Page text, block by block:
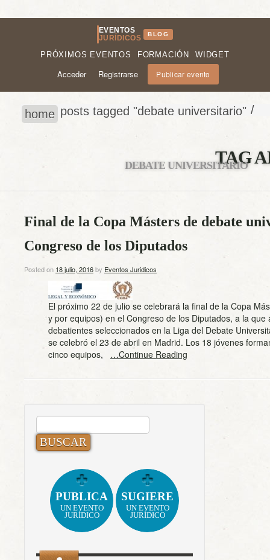
EVENTOS
JURÍDICOS
BLOG
PRÓXIMOS EVENTOS FORMACIÓN WIDGET
Acceder Registrarse Publicar evento
home /
posts tagged "debate universitario"
TAG
DEBATE UNIVERSITARIO
Final de la Copa Másters de debate
Congreso de los Diputados
Posted on 18 julio, 2016by Eventos Juridicos
El próximo 22 de julio se celebrará la final de la Copa
y por equipos) en el Congreso de los Diputados, a la que
debatientes seleccionados en la Liga del Debate
se celebró el 23 de abril en Madrid. Los 18 jóvenes
cinco equipos, …Continue Reading
BUSCAR:
PUBLICA
UN EVENTO
JURÍDICO
SUGIERE
UN EVENTO
JURÍDICO